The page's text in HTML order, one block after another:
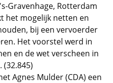
Gravenhage, Rotterdam
het mogelijk netten en
bij een vervoerder
Het voorstel werd in
en de wet verscheen in
(32.845)
Agnes Mulder (CDA) een